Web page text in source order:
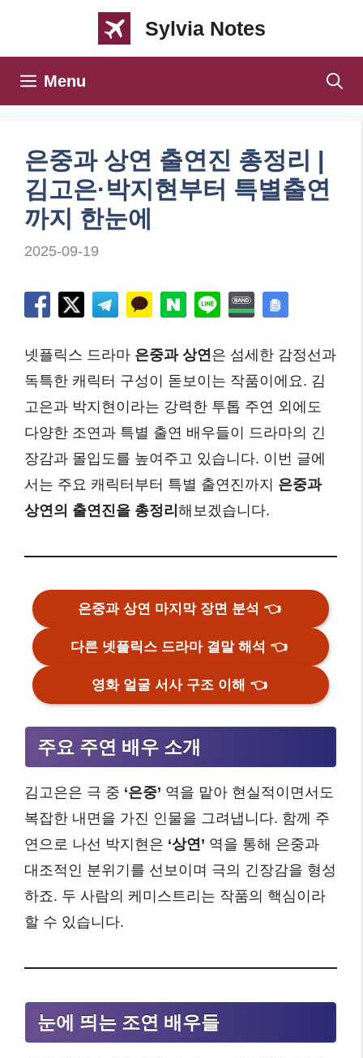
Sylvia Notes
Menu
은중과 상연 출연진 총정리 |
김고은·박지현부터 특별출연
까지 한눈에
2025-09-19
넷플릭스 드라마 은중과 상연은 섬세한 감정선과
독특한 캐릭터 구성이 돋보이는 작품이에요. 김
고은과 박지현이라는 강력한 투톱 주연 외에도
다양한 조연과 특별 출연 배우들이 드라마의 긴
장감과 몰입도를 높여주고 있습니다. 이번 글에
서는 주요 캐릭터부터 특별 출연진까지 은중과
상연의 출연진을 총정리 해보겠습니다.
은중과 상연 마지막 장면 분석👈
다른 넷플릭스 드라마 결말 해석👈
영화 얼굴 서사 구조 이해👈
주요 주연 배우 소개
김고은은 극 중 ‘은중’ 역을 맡아 현실적이면서도
복잡한 내면을 가진 인물을 그려냅니다. 함께 주
연으로 나선 박지현은 ‘상연’ 역을 통해 은중과
대조적인 분위기를 선보이며 극의 긴장감을 형성
하죠. 두 사람의 케미스트리는 작품의 핵심이라
할 수 있습니다.
눈에 띄는 조연 배우들